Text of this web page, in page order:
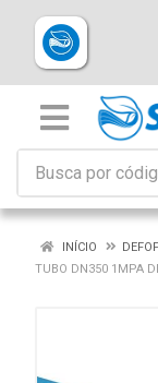
INÍCIO
TUBO DN350 1MPA